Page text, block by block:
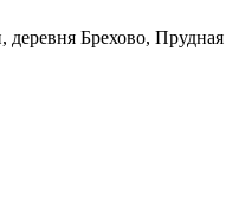
Брехово,